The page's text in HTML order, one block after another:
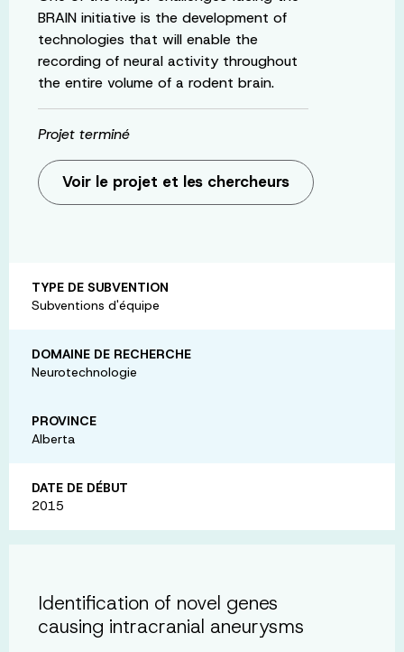
BRAIN initiative is the development of
technologies that will enable the
recording of neural activity throughout
the entire volume of a rodent brain.
Projet terminé
Voir le projet et les chercheurs
TYPE DE SUBVENTION
Subventions d'équipe
DOMAINE DE RECHERCHE
Neurotechnologie
PROVINCE
Alberta
DATE DE DÉBUT
2015
Identification of novel genes
causing intracranial aneurysms